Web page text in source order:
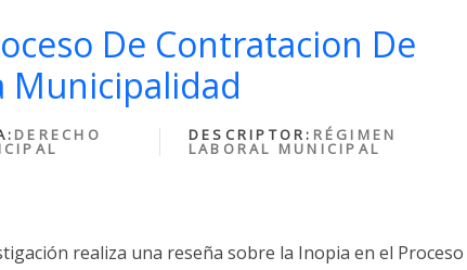
De Contratacion De
Municipalidad
DERECHO DESCRIPTOR: RÉGIMEN
LABORAL MUNICIPAL
realiza una reseña sobre la Inopia en el Proceso